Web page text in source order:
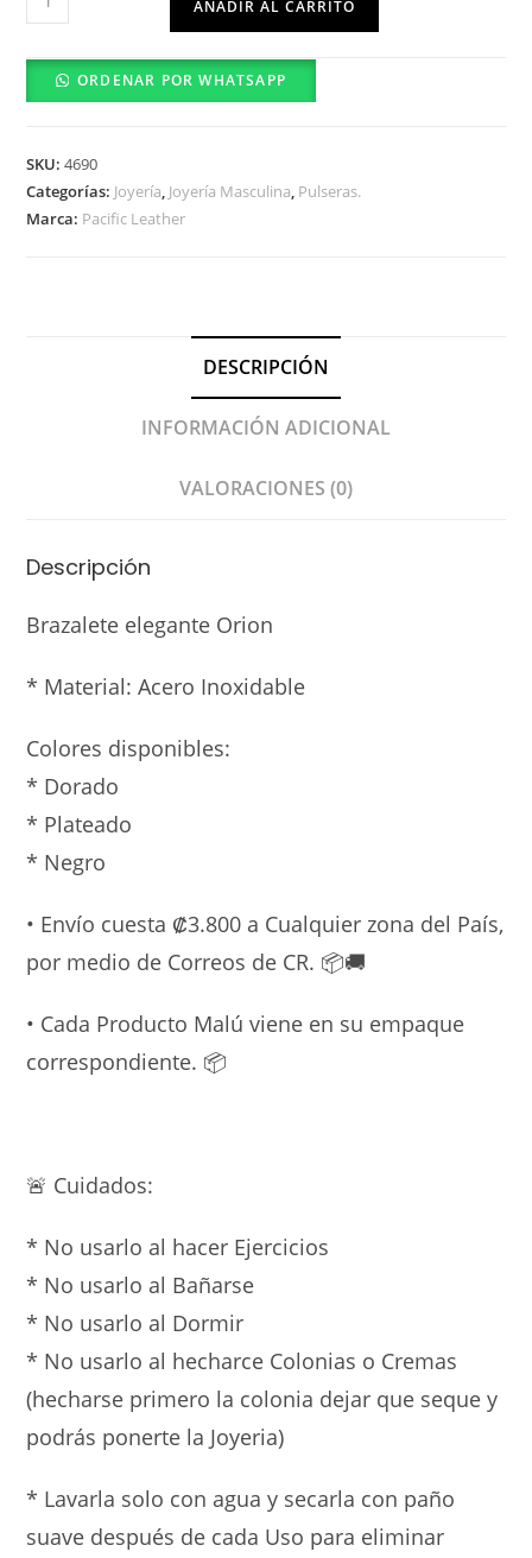
Orion
cantidad
AÑADIR AL CARRITO
ORDENAR POR WHATSAPP
SKU:4690
Categorías: Joyería, Joyería Masculina, Pulseras.
Marca: Pacific Leather
DESCRIPCIÓN
INFORMACIÓN ADICIONAL
VALORACIONES (0)
Descripción
Brazalete elegante Orion
* Material: Acero Inoxidable
Colores disponibles:
* Dorado
* Plateado
* Negro
• Envío cuesta ₡3.800 a Cualquier zona del País,
por medio de Correos de CR. 📦🚚
• Cada Producto Malú viene en su empaque
correspondiente. 📦
🚨 Cuidados:
* No usarlo al hacer Ejercicios
* ⁠No usarlo al Bañarse
* ⁠No usarlo al Dormir
* ⁠No usarlo al hecharce Colonias o Cremas
(hecharse primero la colonia dejar que seque y
podrás ponerte la Joyeria)
* Lavarla solo con agua y secarla con paño
suave después de cada Uso para eliminar